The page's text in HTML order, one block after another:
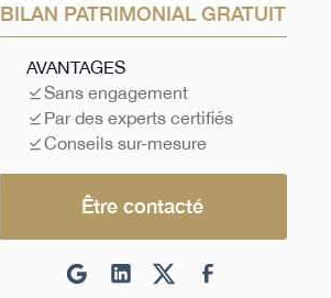
BILAN PATRIMONIAL GRATUIT
AVANTAGES
Sans engagement
Par des experts certifiés
Conseils sur-mesure
Être contacté